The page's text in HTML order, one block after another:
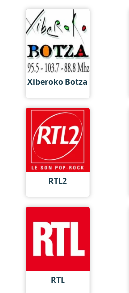
Xiberoko Botza
RTL2
RTL